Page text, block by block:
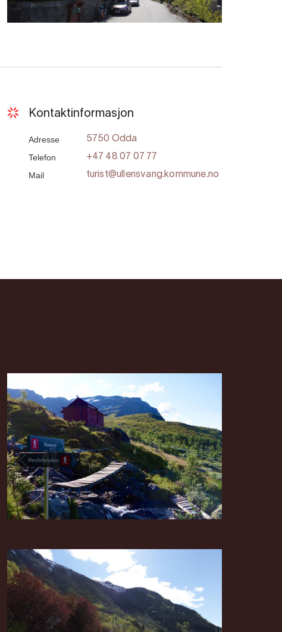
Kontaktinformasjon
Adresse 5750 Odda
Telefon +47 48 07 07 77
Mail turist@ullensvang.kommune.no